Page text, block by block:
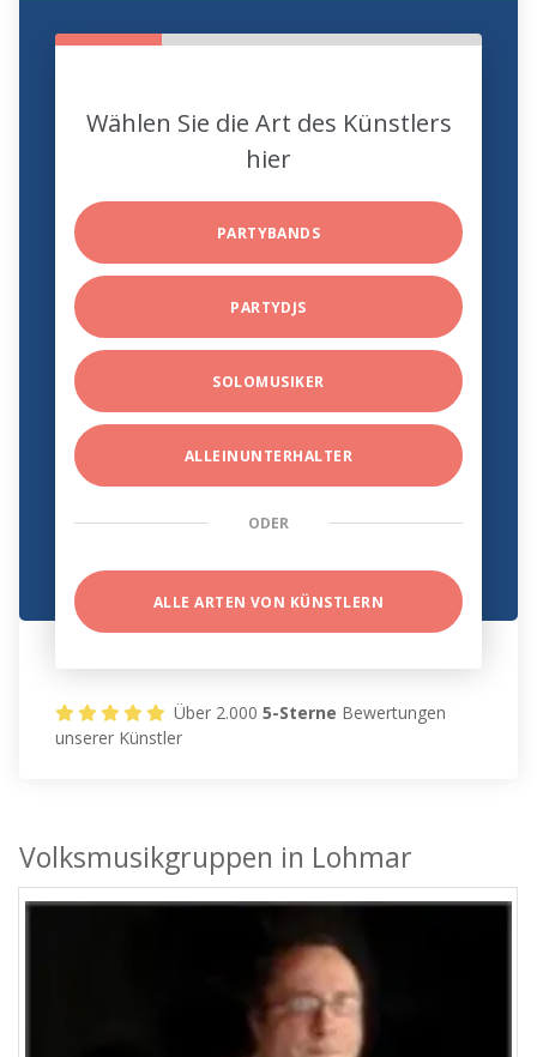
Wählen Sie die Art des Künstlers
hier
PARTYBANDS
PARTYDJS
SOLOMUSIKER
ALLEINUNTERHALTER
ODER
ALLE ARTEN VON KÜNSTLERN
Über 2.0005-Sterne Bewertungen
unserer Künstler
Volksmusikgruppen in Lohmar